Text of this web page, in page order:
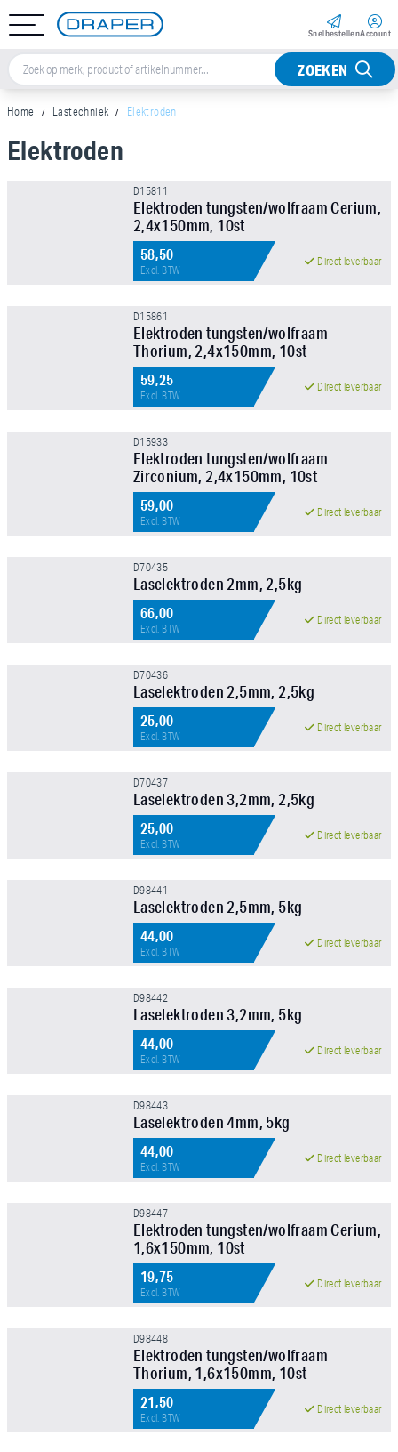
Snel­bestellenAccount
ZOEKEN
Home Lastechniek Elektroden
Sorteer op
Elektroden
D15811
Elektroden tungsten/wolfraam Cerium,
2,4x150mm, 10st
58,50
Excl. BTW
Direct leverbaar
D15861
Elektroden tungsten/wolfraam
Thorium, 2,4x150mm, 10st
59,25
Excl. BTW
Direct leverbaar
D15933
Elektroden tungsten/wolfraam
Zirconium, 2,4x150mm, 10st
59,00
Excl. BTW
Direct leverbaar
D70435
Laselektroden 2mm, 2,5kg
66,00
Excl. BTW
Direct leverbaar
D70436
Laselektroden 2,5mm, 2,5kg
25,00
Excl. BTW
Direct leverbaar
D70437
Laselektroden 3,2mm, 2,5kg
25,00
Excl. BTW
Direct leverbaar
D98441
Laselektroden 2,5mm, 5kg
44,00
Excl. BTW
Direct leverbaar
D98442
Laselektroden 3,2mm, 5kg
44,00
Excl. BTW
Direct leverbaar
D98443
Laselektroden 4mm, 5kg
44,00
Excl. BTW
Direct leverbaar
D98447
Elektroden tungsten/wolfraam Cerium,
1,6x150mm, 10st
19,75
Excl. BTW
Direct leverbaar
D98448
Elektroden tungsten/wolfraam
Thorium, 1,6x150mm, 10st
21,50
Excl. BTW
Direct leverbaar